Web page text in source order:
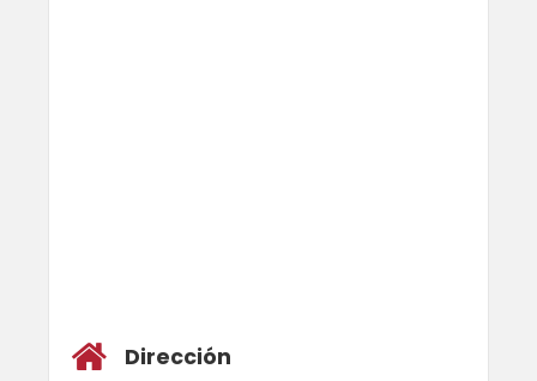
Dirección